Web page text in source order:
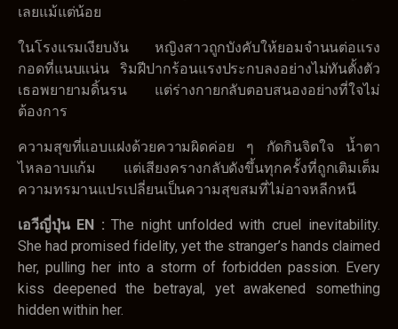
เลยแม้แต่น้อย
ในโรงแรมเงียบงัน หญิงสาวถูกบังคับให้ยอมจำนนต่อแรง
กอดที่แนบแน่น ริมฝีปากร้อนแรงประกบลงอย่างไม่ทันตั้งตัว
เธอพยายามดิ้นรน แต่ร่างกายกลับตอบสนองอย่างที่ใจไม่
ต้องการ
ความสุขที่แอบแฝงด้วยความผิดค่อย ๆ กัดกินจิตใจ น้ำตา
ไหลอาบแก้ม แต่เสียงครางกลับดังขึ้นทุกครั้งที่ถูกเติมเต็ม
ความทรมานแปรเปลี่ยนเป็นความสุขสมที่ไม่อาจหลีกหนี
เอวีญี่ปุ่น EN : The night unfolded with cruel inevitability.
She had promised fidelity, yet the stranger’s hands claimed
her, pulling her into a storm of forbidden passion. Every
kiss deepened the betrayal, yet awakened something
hidden within her.